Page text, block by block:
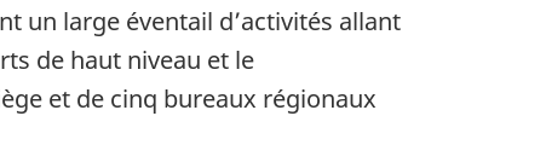
un large éventail d’activités allant
de haut niveau et le
et de cinq bureaux régionaux